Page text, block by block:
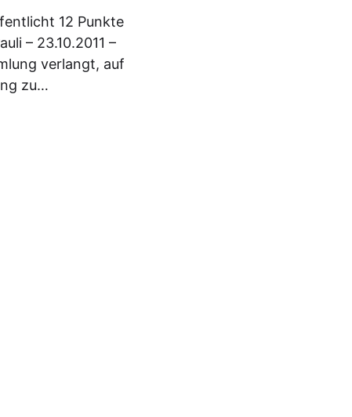
12 Punkte
– 23.10.2011 –
verlangt, auf
zu…